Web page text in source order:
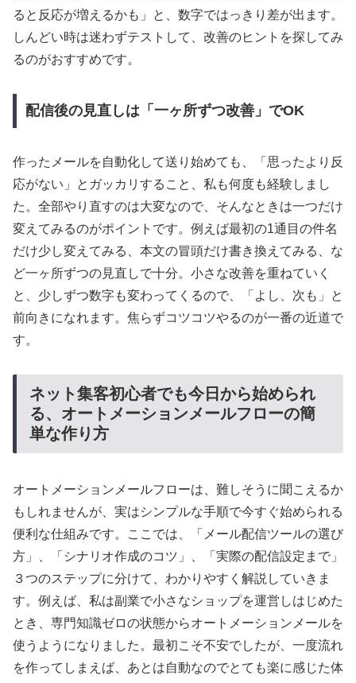
ると反応が増えるかも」と、数字ではっきり差が出ます。
しんどい時は迷わずテストして、改善のヒントを探してみ
るのがおすすめです。
配信後の見直しは「一ヶ所ずつ改善」でOK
作ったメールを自動化して送り始めても、「思ったより反
応がない」とガッカリすること、私も何度も経験しまし
た。全部やり直すのは大変なので、そんなときは一つだけ
変えてみるのがポイントです。例えば最初の1通目の件名
だけ少し変えてみる、本文の冒頭だけ書き換えてみる、な
ど一ヶ所ずつの見直しで十分。小さな改善を重ねていく
と、少しずつ数字も変わってくるので、「よし、次も」と
前向きになれます。焦らずコツコツやるのが一番の近道で
す。
ネット集客初心者でも今日から始められ
る、オートメーションメールフローの簡
単な作り方
オートメーションメールフローは、難しそうに聞こえるか
もしれませんが、実はシンプルな手順で今すぐ始められる
便利な仕組みです。ここでは、「メール配信ツールの選び
方」、「シナリオ作成のコツ」、「実際の配信設定まで」
３つのステップに分けて、わかりやすく解説していきま
す。例えば、私は副業で小さなショップを運営しはじめた
とき、専門知識ゼロの状態からオートメーションメールを
使うようになりました。最初こそ不安でしたが、一度流れ
を作ってしまえば、あとは自動なのでとても楽に感じた体